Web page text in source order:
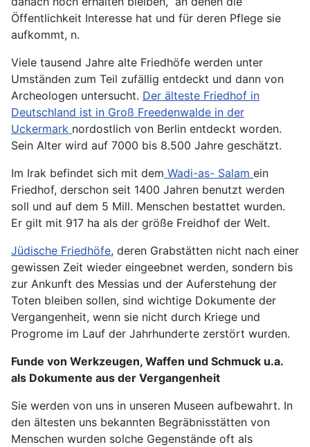
Öffentlichkeit Interesse hat und für deren Pflege sie
aufkommt, n.
Viele tausend Jahre alte Friedhöfe werden unter
Umständen zum Teil zufällig entdeckt und dann von
Archeologen untersucht. Der älteste Friedhof in
Deutschland ist in Groß Freedenwalde in der
Uckermark nordostlich von Berlin entdeckt worden.
Sein Alter wird auf 7000 bis 8.500 Jahre geschätzt.
Im Irak befindet sich mit dem Wadi-as- Salam ein
Friedhof, derschon seit 1400 Jahren benutzt werden
soll und auf dem 5 Mill. Menschen bestattet wurden.
Er gilt mit 917 ha als der größe Freidhof der Welt.
Jüdische Friedhöfe, deren Grabstätten nicht nach einer
gewissen Zeit wieder eingeebnet werden, sondern bis
zur Ankunft des Messias und der Auferstehung der
Toten bleiben sollen, sind wichtige Dokumente der
Vergangenheit, wenn sie nicht durch Kriege und
Progrome im Lauf der Jahrhunderte zerstört wurden.
Funde von Werkzeugen, Waffen und Schmuck u.a.
als Dokumente aus der Vergangenheit
Sie werden von uns in unseren Museen aufbewahrt. In
den ältesten uns bekannten Begräbnisstätten von
Menschen wurden solche Gegenstände oft als